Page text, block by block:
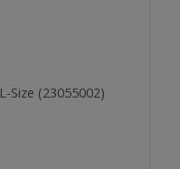
Size (23055002)